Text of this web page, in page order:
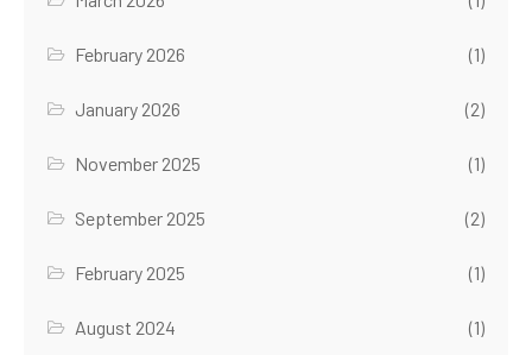
February 2026 (1)
January 2026 (2)
November 2025 (1)
September 2025 (2)
February 2025 (1)
August 2024 (1)